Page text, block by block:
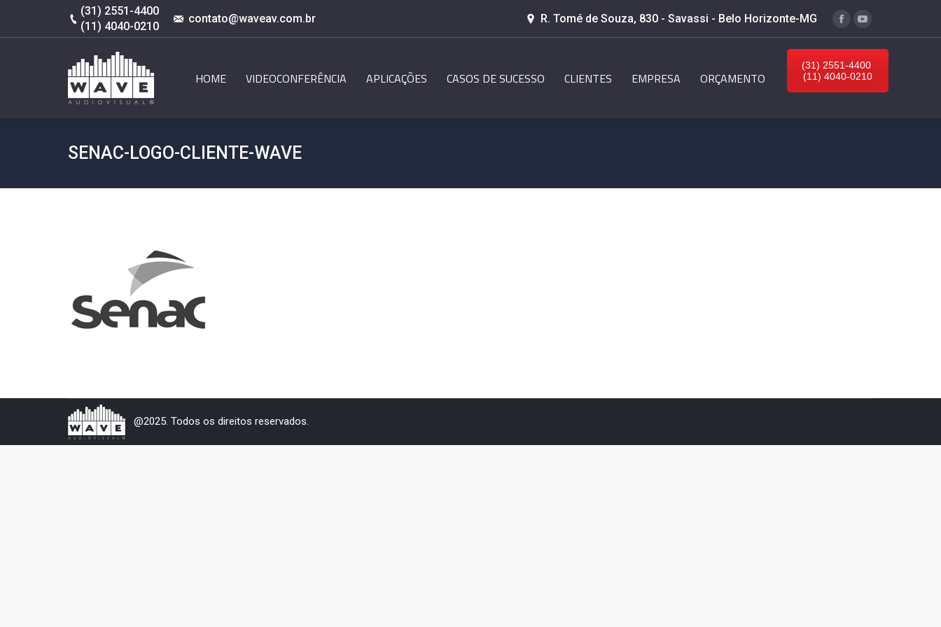
(31) 2551-4400
(11) 4040-0210
contato@waveav.com.br R. Tomé de Souza, 830 - Savassi - Belo Horizonte-MG
Facebook
YouTube
HOME VIDEOCONFERÊNCIA APLICAÇÕES CASOS DE SUCESSO CLIENTES EMPRESA ORÇAMENTO
(31) 2551-4400
(11) 4040-0210
SENAC-LOGO-CLIENTE-WAVE
@2025. Todos os direitos reservados.